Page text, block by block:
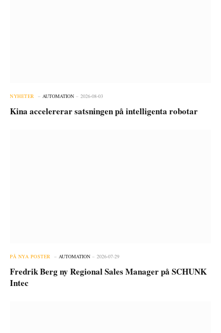
NYHETER AUTOMATION 2026-08-03
Kina accelererar satsningen på intelligenta robotar
PÅ NYA POSTER AUTOMATION 2026-07-29
Fredrik Berg ny Regional Sales Manager på SCHUNK
Intec